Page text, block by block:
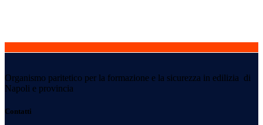
Organismo paritetico per la formazione e la sicurezza in edilizia di
Napoli e provincia
Contatti